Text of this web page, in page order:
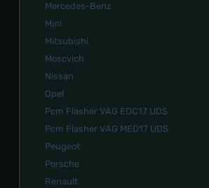
Mercedes-Benz
Mini
Mitsubishi
Moscvich
Nissan
Opel
Pcm Flasher VAG EDC17 UDS
Pcm Flasher VAG MED17 UDS
Peugeot
Porsche
Renault